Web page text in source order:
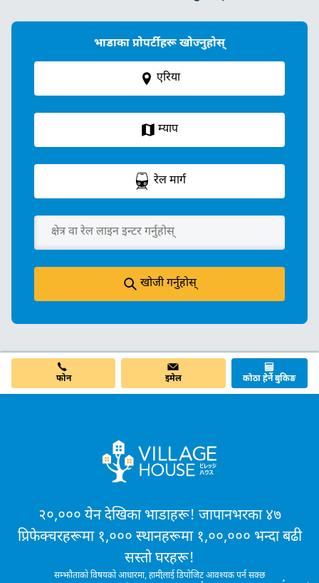
भाडाका प्रोपर्टीहरू खोज्नुहोस्
एरिया
म्याप
रेल मार्ग
खोजी गर्नुहोस्
फोन इमेल कोठा हेर्ने बुकिङ
२०,००० येन देखिका भाडाहरू! जापानभरका ४७
प्रिफेक्चरहरूमा १,००० स्थानहरूमा १,००,००० भन्दा बढी
सस्तो घरहरू!
सम्झौताको विषयको आधारमा, हामीलाई डिपोजिट आवश्यक पर्न सक्छ